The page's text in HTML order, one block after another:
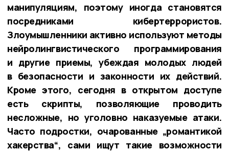
манипуляциям, поэтому иногда становятся
посредниками кибертеррористов.
Злоумышленники активно используют методы
нейролингвистического программирования
и другие приемы, убеждая молодых людей
в безопасности и законности их действий.
Кроме этого, сегодня в открытом доступе
есть скрипты, позволяющие проводить
несложные, но уголовно наказуемые атаки.
Часто подростки, очарованные „романтикой
хакерства“, сами ищут такие возможности